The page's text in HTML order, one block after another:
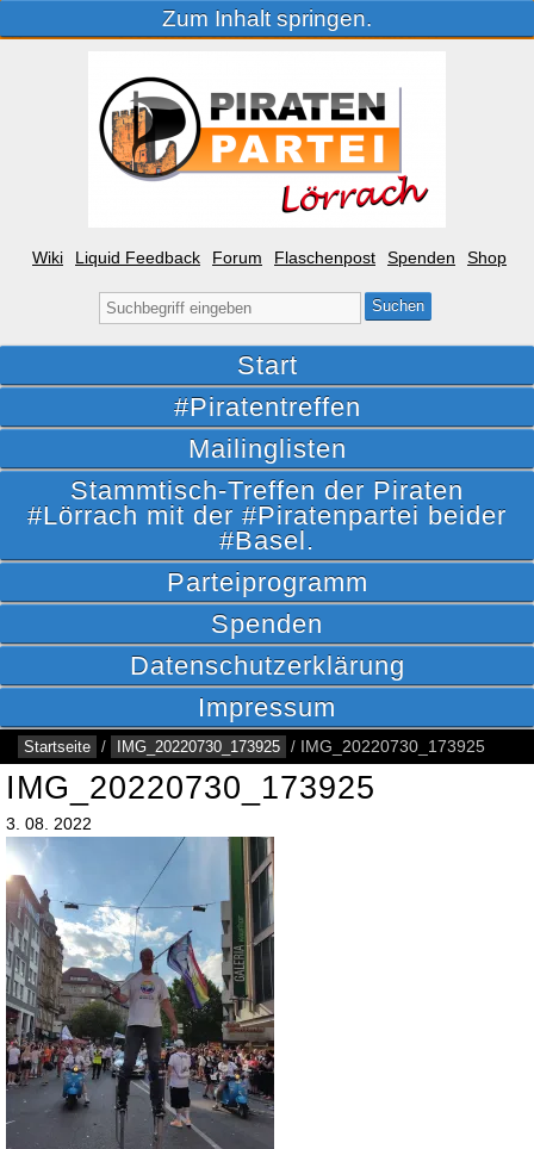
Zum Inhalt springen.
Wiki Liquid Feedback Forum Flaschenpost Spenden Shop
Suche
nach:
Start
#Piratentreffen
Mailinglisten
Stammtisch-Treffen der Piraten
#Lörrach mit der #Piratenpartei beider
#Basel.
Parteiprogramm
Spenden
Datenschutzerklärung
Impressum
Startseite / IMG_20220730_173925 / IMG_20220730_173925
IMG_20220730_173925
3. 08. 2022